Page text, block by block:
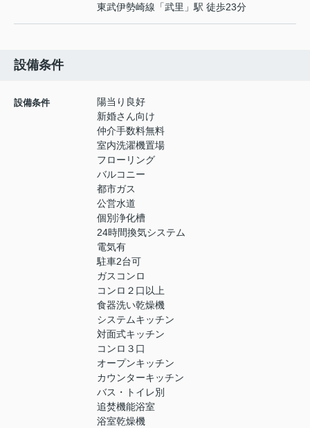
東武伊勢崎線 「武里 」駅 徒歩23分
設備条件
設備条件
陽当り良好
新婚さん向け
仲介手数料無料
室内洗濯機置場
フローリング
バルコニー
都市ガス
公営水道
個別浄化槽
24時間換気システム
電気有
駐車2台可
ガスコンロ
コンロ２口以上
食器洗い乾燥機
システムキッチン
対面式キッチン
コンロ３口
オープンキッチン
カウンターキッチン
バス・トイレ別
追焚機能浴室
浴室乾燥機